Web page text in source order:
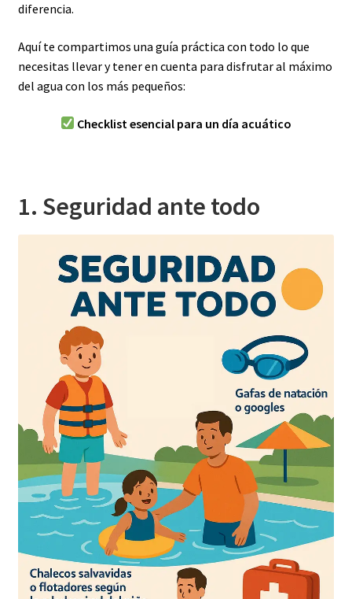
diferencia.
Aquí te compartimos una guía práctica con todo lo que
necesitas llevar y tener en cuenta para disfrutar al máximo
del agua con los más pequeños:
Checklist esencial para un día acuático
1. Seguridad ante todo